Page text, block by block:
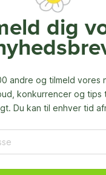
dig
andre og tilmeld vores
konkurrencer og tips
Du kan til enhver tid